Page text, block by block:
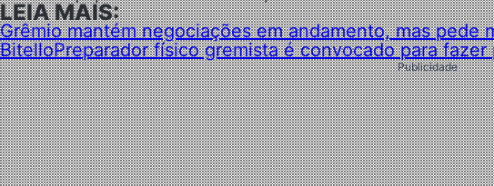
LEIA MAIS:
Grêmio mantém negociações em andamento, mas pede
BitelloPreparador físico gremista é convocado para
Publicidade